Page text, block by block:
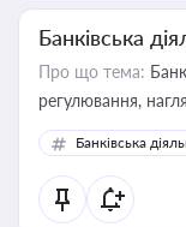
Банківська
Про що тема:
регулювання,
Банківська